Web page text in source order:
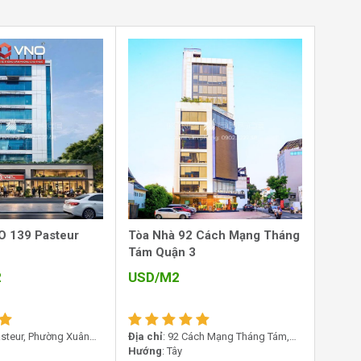
139 Pasteur
Phường Xuân
Tòa Nhà 92 Cách Mạng Tháng
Tám Quận 3
USD/M2
Địa chỉ: 92 Cách Mạng Tháng Tám,
Phường Xuân Hòa, TP.HCM
Hướng : Tây